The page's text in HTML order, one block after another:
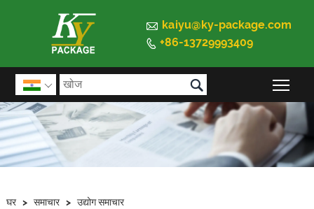
 kaiyu@ky-package.com
 +86-13729993409
 
घर > समाचार > उद्योग समाचार